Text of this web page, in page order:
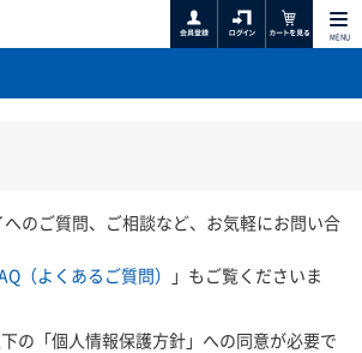
MENU
のご質問、ご相談など、お気軽にお問い合
（よくあるご質問） 」もご覧くださいま
の「個人情報保護方針」への同意が必要で